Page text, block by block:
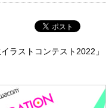
ラストコンテスト2022」